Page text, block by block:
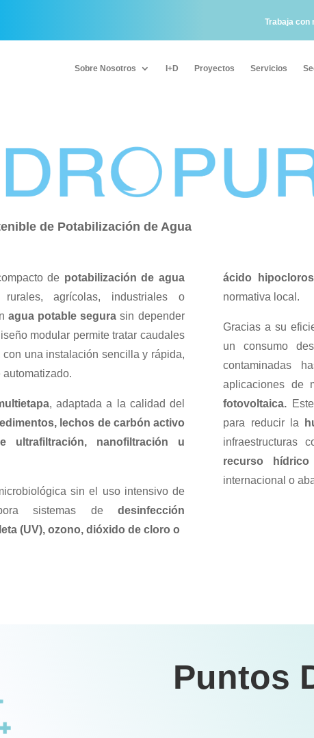
Trabaja con
Sobre Nosotros I+D Proyectos Servicios
Sobre Nosotros I+D Proyectos Servicios
de Potabilización de Agua
de potabilización de agua
agrícolas, industriales o
agua potable segura sin depender
modular permite tratar caudales
con una instalación sencilla y rápida,
automatizado.
, adaptada a la calidad del
lechos de carbón activo
ultrafiltración, nanofiltración u
sin el uso intensivo de
sistemas de desinfección
(UV), ozono, dióxido de cloro o
ácido
normativa local.
Gracias a su
un consumo
contaminadas
aplicaciones de
fotovoltaica.
para reducir la
infraestructuras
recurso hídrico
internacional o
Puntos